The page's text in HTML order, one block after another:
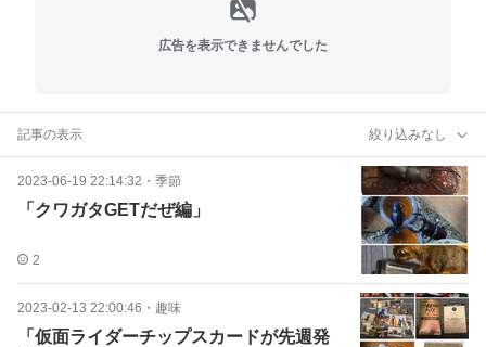
広告を表示できませんでした
記事の表示 絞り込みなし
2023-06-19 22:14:32 ・ 季節
「クワガタGETだぜ編」
2
2023-02-13 22:00:46 ・ 趣味
「仮面ライダーチップスカードが先週発